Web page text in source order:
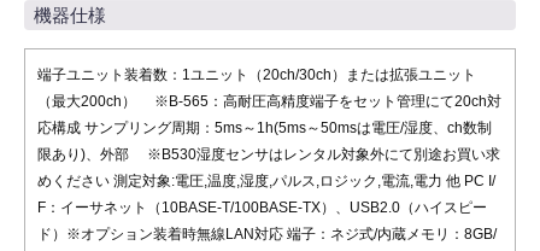
機器仕様
端子ユニット装着数：1ユニット（20ch/30ch）または拡張ユニット
（最大200ch） ※B-565：高耐圧高精度端子をセット管理にて20ch対
応構成 サンプリング周期：5ms～1h(5ms～50msは電圧/湿度、ch数制
限あり)、外部 ※B530湿度センサはレンタル対象外にて別途お買い求
めください 測定対象:電圧,温度,湿度,パルス,ロジック,電流,電力 他 PC I/
F：イーサネット（10BASE-T/100BASE-TX）、USB2.0（ハイスピー
ド）※オプション装着時無線LAN対応 端子：ネジ式/内蔵メモリ：8GB/